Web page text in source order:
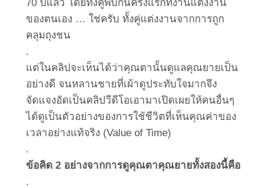
70 ปีแล้ว โดยทั้งคู่พบกันครั้งแรกที่งานแต่งงาน
ของตนเอง … ใช่ครับ ทั้งคู่แต่งงานจากการถูก
คลุมถุงชน
.
แต่ในคลิปจะเห็นได้ว่าคุณตานั้นดูแลคุณยายเป็น
อย่างดี จนหลานชายที่เผ้าดูประทับใจมากจึง
จัดแจงอัดเป็นคลิปวีดีโอเอามาเปิดเผยให้คนอื่นๆ
ได้ดูเป็นตัวอย่างของการใช้ชีวิตที่เห็นคุณค่าของ
เวลาอย่างแท้จริง (Value of Time)
.
ข้อคิด 2 อย่างจากการดูคุณตาคุณยายทั้งสองนี้คือ
.